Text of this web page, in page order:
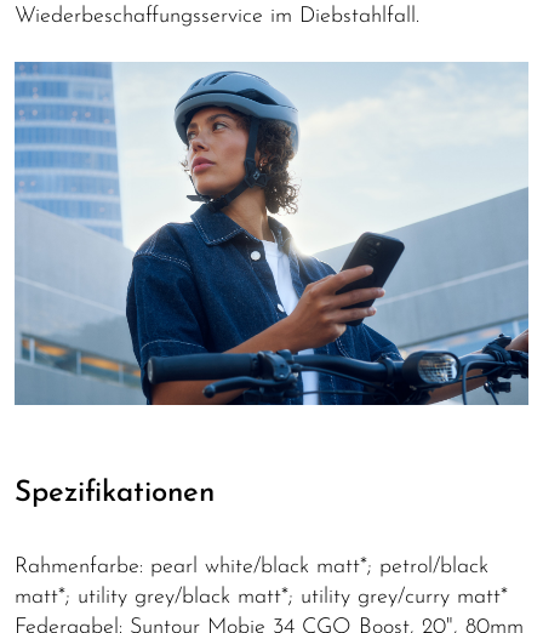
Wiederbeschaffungsservice im Diebstahlfall.
Spezifikationen
Rahmenfarbe: pearl white/black matt*; petrol/black
matt*; utility grey/black matt*; utility grey/curry matt*
Federgabel: Suntour Mobie 34 CGO Boost, 20", 80mm